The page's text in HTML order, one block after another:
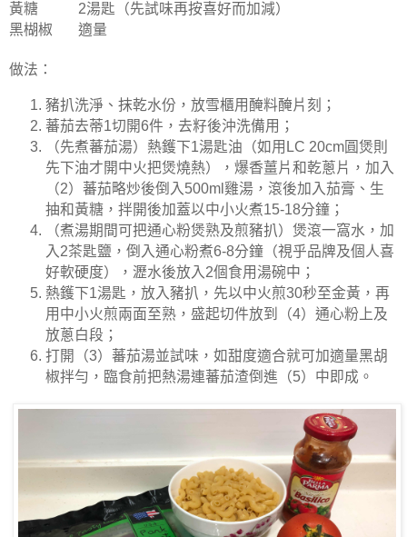
黃糖 2湯匙（先試味再按喜好而加減）
黑楜椒 適量
做法：
豬扒洗淨、抹乾水份，放雪櫃用醃料醃片刻；
蕃茄去蒂1切開6件，去籽後沖洗備用；
（先煮蕃茄湯）熱鑊下1湯匙油（如用LC 20cm圓煲則
先下油才開中火把煲燒熱），爆香薑片和乾蔥片，加入
（2）蕃茄略炒後倒入500ml雞湯，滾後加入茄膏、生
抽和黃糖，拌開後加蓋以中小火煮15-18分鐘；
（煮湯期間可把通心粉煲熟及煎豬扒）煲滾一窩水，加
入2茶匙鹽，倒入通心粉煮6-8分鐘（視乎品牌及個人喜
好軟硬度），瀝水後放入2個食用湯碗中；
熱鑊下1湯匙，放入豬扒，先以中火煎30秒至金黃，再
用中小火煎兩面至熟，盛起切件放到（4）通心粉上及
放蔥白段；
打開（3）蕃茄湯並試味，如甜度適合就可加適量黑胡
椒拌勻，臨食前把熱湯連蕃茄渣倒進（5）中即成。